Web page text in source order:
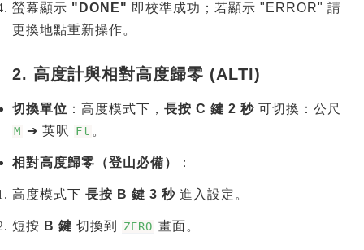
螢幕顯示 "DONE" 即校準成功；若顯示 "ERROR" 請
更換地點重新操作。
2. 高度計與相對高度歸零 (ALTI)
切換單位 ：高度模式下， 長按 C 鍵 2 秒 可切換：公尺
M ➔ 英呎 Ft 。
相對高度歸零（登山必備） ：
高度模式下 長按 B 鍵 3 秒 進入設定。
短按 B 鍵 切換到 ZERO 畫面。